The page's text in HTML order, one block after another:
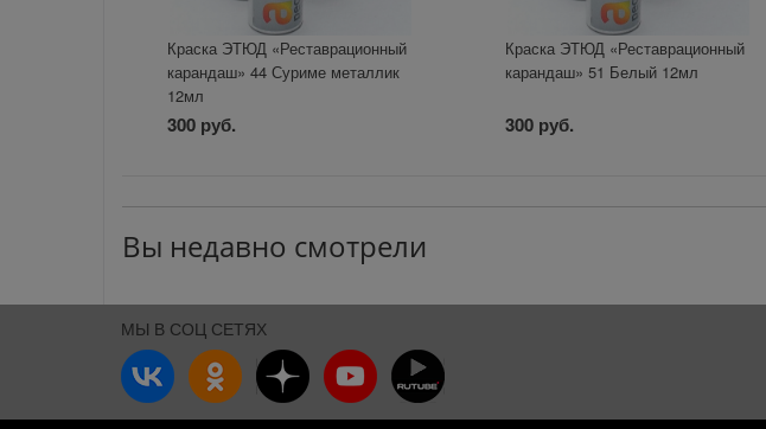
Краска ЭТЮД «Реставрационный
карандаш» 44 Суриме металлик
12мл
300 руб.
Краска ЭТЮД «Реставрационный
карандаш» 51 Белый 12мл
300 руб.
Вы недавно смотрели
МЫ В СОЦ СЕТЯХ